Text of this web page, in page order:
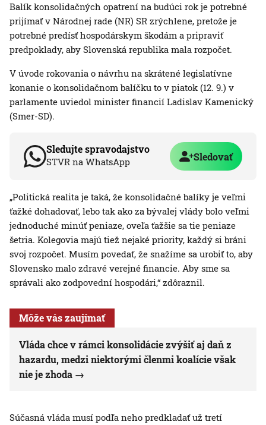
Balík konsolidačných opatrení na budúci rok je potrebné
prijímať v Národnej rade (NR) SR zrýchlene, pretože je
potrebné predísť hospodárskym škodám a pripraviť
predpoklady, aby Slovenská republika mala rozpočet.
V úvode rokovania o návrhu na skrátené legislatívne
konanie o konsolidačnom balíčku to v piatok (12. 9.) v
parlamente uviedol minister financií Ladislav Kamenický
(Smer-SD).
Sledujte spravodajstvo
STVR na WhatsApp Sledovať
„Politická realita je taká, že konsolidačné balíky je veľmi
ťažké dohadovať, lebo tak ako za bývalej vlády bolo veľmi
jednoduché minúť peniaze, oveľa ťažšie sa tie peniaze
šetria. Kolegovia majú tiež nejaké priority, každý si bráni
svoj rozpočet. Musím povedať, že snažíme sa urobiť to, aby
Slovensko malo zdravé verejné financie. Aby sme sa
správali ako zodpovední hospodári,“ zdôraznil.
Môže vás zaujímať
Vláda chce v rámci konsolidácie zvýšiť aj daň z
hazardu, medzi niektorými členmi koalície však
nie je zhoda
Súčasná vláda musí podľa neho predkladať už tretí